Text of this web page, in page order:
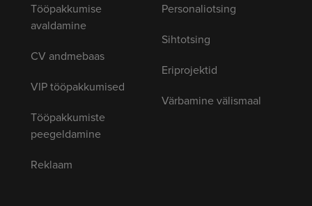
Tööpakkumise
avaldamine
CV andmebaas
VIP tööpakkumised
Tööpakkumiste
peegeldamine
Reklaam
Personaliotsing
Sihtotsing
Eriprojektid
Värbamine välismaal